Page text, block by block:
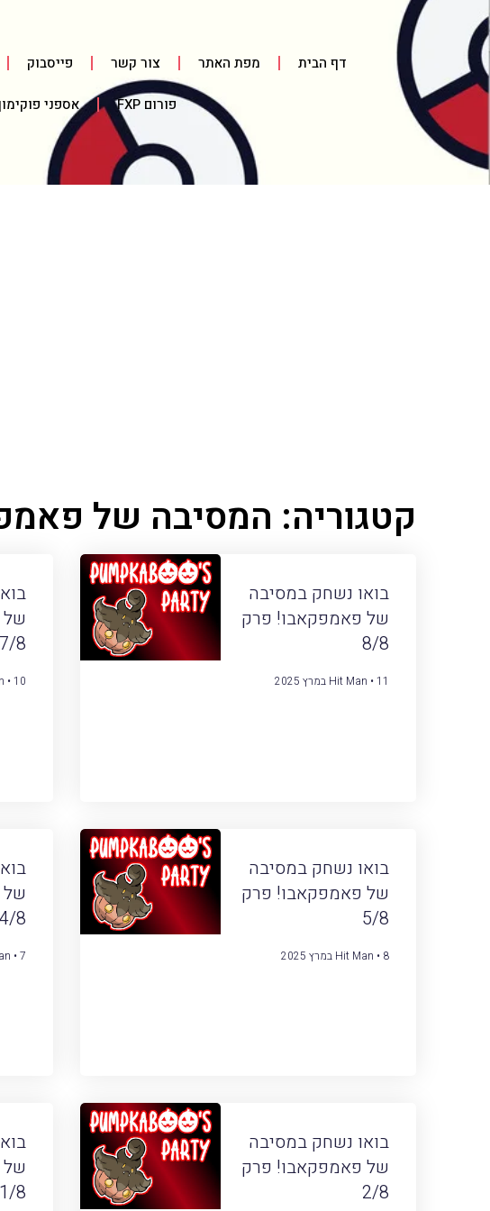
דף הבית מפת האתר צור קשר פייסבוק
פורום FXP אספני
קטגוריה: המסיבה של
בואו נשחק במסיבה
של פאמפקאבו! פרק
8/8
Hit Man 11 במרץ 2025
7/8
10 במרץ 2025
בואו נשחק במסיבה
של פאמפקאבו! פרק
5/8
Hit Man 8 במרץ 2025
4/8
7 במרץ 2025
בואו נשחק במסיבה
של פאמפקאבו! פרק
2/8
1/8